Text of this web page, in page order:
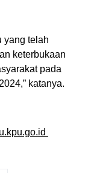
yang telah
keterbukaan
pada
katanya.